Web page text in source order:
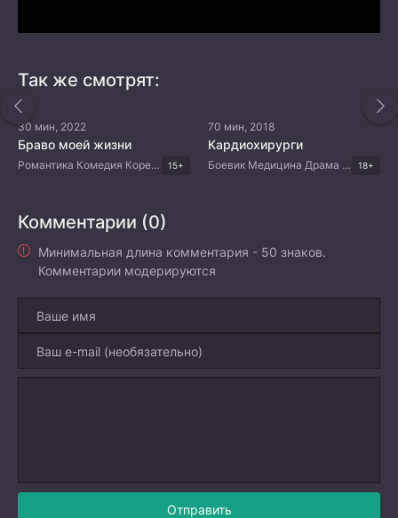
Так же смотрят:
30 мин, 2022
Браво моей жизни
Романтика Комедия Корейские дорамы 15+
70 мин, 2018
Кардиохирурги
Боевик Медицина Драма Корейские дорамы 18+
Комментарии (0)
Минимальная длина комментария - 50 знаков.
Комментарии модерируются
Отправить